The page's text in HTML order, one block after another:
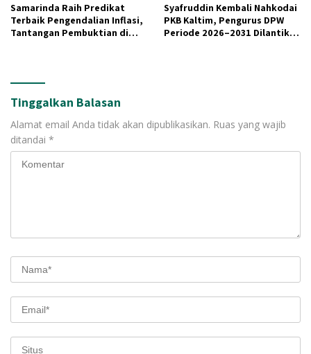
Samarinda Raih Predikat
Terbaik Pengendalian Inflasi,
Tantangan Pembuktian di
Syafruddin Kembali Nahkodai
PKB Kaltim, Pengurus DPW
Periode 2026–2031 Dilantik di
Tinggalkan Balasan
Alamat email Anda tidak akan dipublikasikan. Ruas yang wajib
ditandai *